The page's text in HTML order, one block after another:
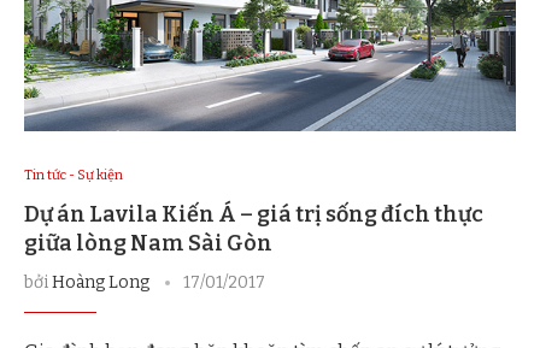
Tin tức - Sự kiện
Dự án Lavila Kiến Á – giá trị sống đích thực
giữa lòng Nam Sài Gòn
bởiHoàng Long 17/01/2017